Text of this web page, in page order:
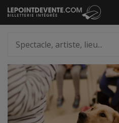
Passer
au
artiste,
lieu...